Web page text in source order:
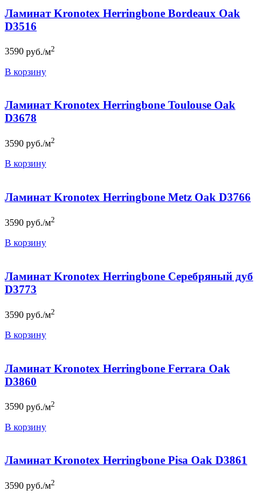
Ламинат Kronotex Herringbone Bordeaux Oak
D3516
3590 руб./м2
В корзину
Ламинат Kronotex Herringbone Toulouse Oak
D3678
3590 руб./м2
В корзину
Ламинат Kronotex Herringbone Metz Oak D3766
3590 руб./м2
В корзину
Ламинат Kronotex Herringbone Серебряный дуб
D3773
3590 руб./м2
В корзину
Ламинат Kronotex Herringbone Ferrara Oak
D3860
3590 руб./м2
В корзину
Ламинат Kronotex Herringbone Pisa Oak D3861
3590 руб./м2